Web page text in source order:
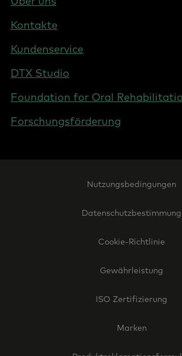
Switzerland
Kontakte
Kundenservice
DTX Studio
Foundation for Oral
Forschungsförderung
Nutzungsbedingungen
Datenschutzbestimmung
Cookie-Richtlinie
Gewährleistung
ISO Zertifizierung
Marken